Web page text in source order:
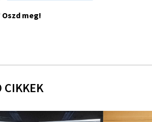
Oszd meg!
CIKKEK